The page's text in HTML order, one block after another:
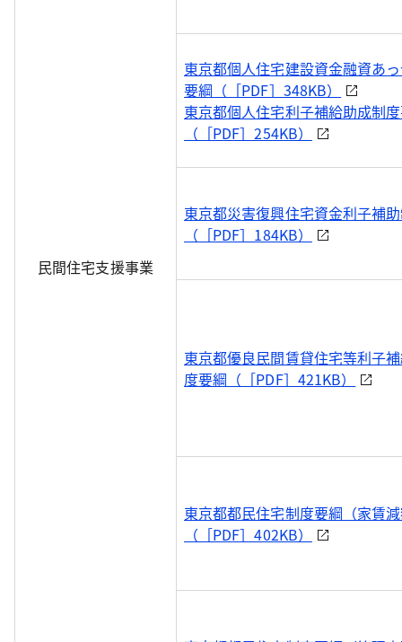
民間住宅支援事業
東京都個人住宅建設資金融資あ
要綱（［PDF］348KB）
東京都個人住宅利子補給助成制
（［PDF］254KB）
東京都災害復興住宅資金利子補
（［PDF］184KB）
東京都優良民間賃貸住宅等利子
度要綱（［PDF］421KB）
東京都都民住宅制度要綱（家賃
（［PDF］402KB）